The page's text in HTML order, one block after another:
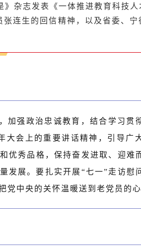
》杂志发表《一体推进教育科技
连生的回信精神，以及省委、
加强政治忠诚教育，结合学习贯
大会上的重要讲话精神，引导广
优秀品格，保持奋发进取、迎难
发展。要扎实开展“七一”走访慰
党中央的关怀温暖送到老党员的心